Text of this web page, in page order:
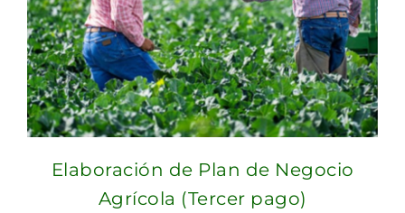
Elaboración de Plan de Negocio
Agrícola (Tercer pago)